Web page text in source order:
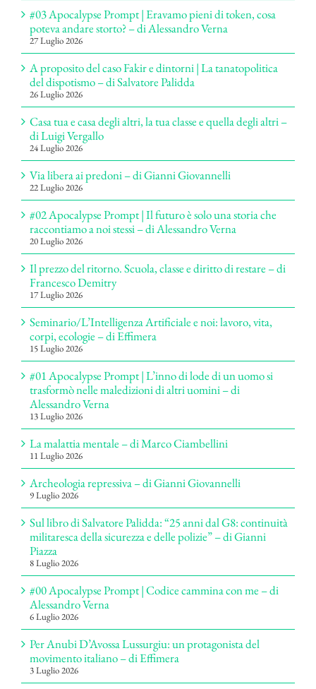
#03 Apocalypse Prompt | Eravamo pieni di token, cosa
poteva andare storto? – di Alessandro Verna
27 Luglio 2026
A proposito del caso Fakir e dintorni | La tanatopolitica
del dispotismo – di Salvatore Palidda
26 Luglio 2026
Casa tua e casa degli altri, la tua classe e quella degli altri –
di Luigi Vergallo
24 Luglio 2026
Via libera ai predoni – di Gianni Giovannelli
22 Luglio 2026
#02 Apocalypse Prompt | Il futuro è solo una storia che
raccontiamo a noi stessi – di Alessandro Verna
20 Luglio 2026
Il prezzo del ritorno. Scuola, classe e diritto di restare – di
Francesco Demitry
17 Luglio 2026
Seminario/L’Intelligenza Artificiale e noi: lavoro, vita,
corpi, ecologie – di Effimera
15 Luglio 2026
#01 Apocalypse Prompt | L’inno di lode di un uomo si
trasformò nelle maledizioni di altri uomini – di
Alessandro Verna
13 Luglio 2026
La malattia mentale – di Marco Ciambellini
11 Luglio 2026
Archeologia repressiva – di Gianni Giovannelli
9 Luglio 2026
Sul libro di Salvatore Palidda: “25 anni dal G8: continuità
militaresca della sicurezza e delle polizie” – di Gianni
Piazza
8 Luglio 2026
#00 Apocalypse Prompt | Codice cammina con me – di
Alessandro Verna
6 Luglio 2026
Per Anubi D’Avossa Lussurgiu: un protagonista del
movimento italiano – di Effimera
3 Luglio 2026